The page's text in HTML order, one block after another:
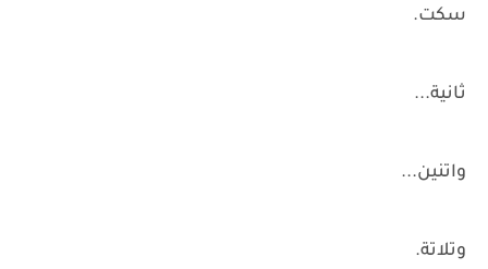
سكت.
ثانية...
واتنين...
وتلاتة.